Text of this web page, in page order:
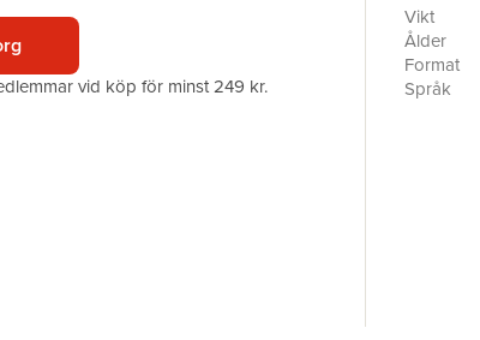
vid köp för minst 249 kr.
Bäst just
Vikt
Ålder
Format
Språk